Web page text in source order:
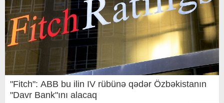
"Fitch": ABB bu ilin IV rübünə qədər Özbəkistanın
"Davr Bank"ını alacaq